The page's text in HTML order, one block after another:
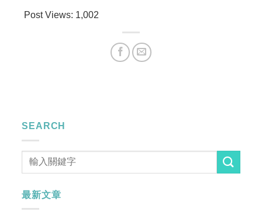
Post Views: 1,002
SEARCH
最新文章